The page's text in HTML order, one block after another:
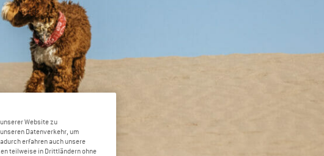
Website zu
Datenverkehr, um
erfahren auch unsere
teilweise in Drittländern ohne